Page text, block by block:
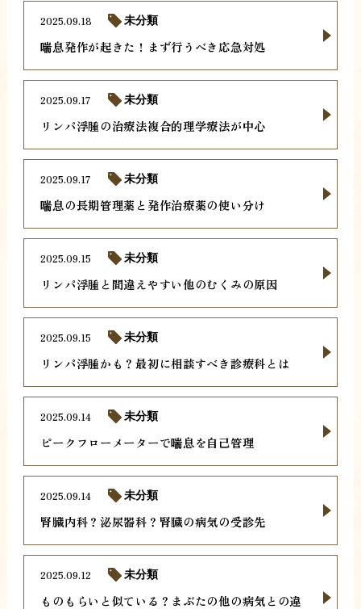
喘息発作が起きた！まず行うべき応急対処
2025.09.18 未分類
リンパ浮腫の治療法複合的理学療法が中心
2025.09.17 未分類
喘息の長期管理薬と発作治療薬の使い分け
2025.09.17 未分類
リンパ浮腫と間違えやすい他のむくみの原因
2025.09.15 未分類
リンパ浮腫かも？最初に相談すべき診療科とは
2025.09.15 未分類
ピークフローメーターで喘息を自己管理
2025.09.14 未分類
腎臓内科？泌尿器科？腎臓の病気の受診先
2025.09.14 未分類
ものもらいと似ている？まぶたの他の病気との違
2025.09.12 未分類